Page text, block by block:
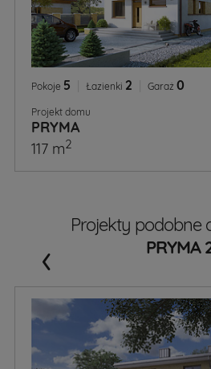
Pokoje 5 Łazienki 2 Garaż 0
Projekt domu
PRYMA
117 m2
Projekty podobne
PRYMA
‹